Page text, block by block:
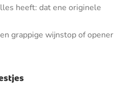
heeft: dat ene originele
grappige wijnstop of opener